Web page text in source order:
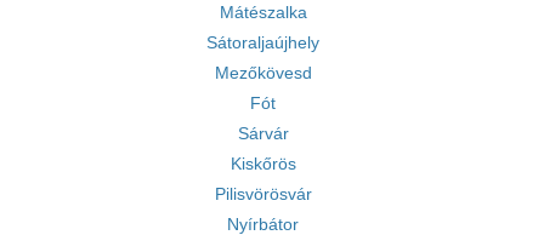
Mátészalka
Sátoraljaújhely
Mezőkövesd
Fót
Sárvár
Kiskőrös
Pilisvörösvár
Nyírbátor